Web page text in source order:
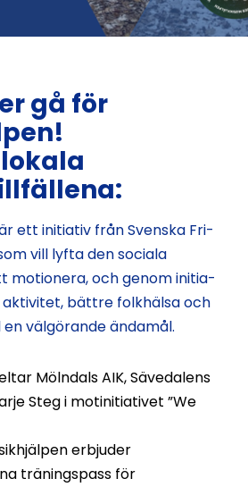
gå för
är ett ini­tia­tiv från Sven­s­ka Fri­
vill lyf­ta den sociala
motion­era, och genom ini­tia­
bät­tre folkhäl­sa och
väl­görande ändamål.
Mölndals AIK, Sävedalens
Steg i motinitiativet ”We
erbjuder
träningspass för